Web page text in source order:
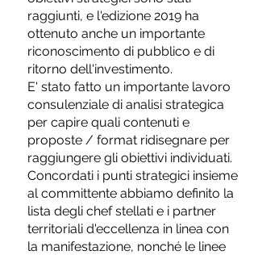
raggiunti, e l'edizione 2019 ha
ottenuto anche un importante
riconoscimento di pubblico e di
ritorno dell'investimento.
E' stato fatto un importante lavoro
consulenziale di analisi strategica
per capire quali contenuti e
proposte / format ridisegnare per
raggiungere gli obiettivi individuati.
Concordati i punti strategici insieme
al committente abbiamo definito la
lista degli chef stellati e i partner
territoriali d'eccellenza in linea con
la manifestazione, nonché le linee